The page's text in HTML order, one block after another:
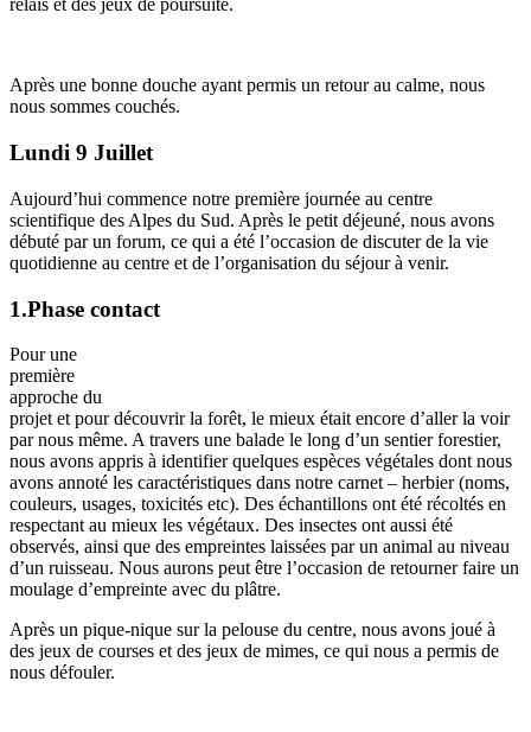
relais et des jeux de poursuite.
Après une bonne douche ayant permis un retour au calme, nous
nous sommes couchés.
Lundi 9 Juillet
Aujourd’hui commence notre première journée au centre
scientifique des Alpes du Sud. Après le petit déjeuné, nous avons
débuté par un forum, ce qui a été l’occasion de discuter de la vie
quotidienne au centre et de l’organisation du séjour à venir.
1.Phase contact
Pour une
première
approche du
projet et pour découvrir la forêt, le mieux était encore d’aller la voir
par nous même. A travers une balade le long d’un sentier forestier,
nous avons appris à identifier quelques espèces végétales dont nous
avons annoté les caractéristiques dans notre carnet – herbier (noms,
couleurs, usages, toxicités etc). Des échantillons ont été récoltés en
respectant au mieux les végétaux. Des insectes ont aussi été
observés, ainsi que des empreintes laissées par un animal au niveau
d’un ruisseau. Nous aurons peut être l’occasion de retourner faire un
moulage d’empreinte avec du plâtre.
Après un pique-nique sur la pelouse du centre, nous avons joué à
des jeux de courses et des jeux de mimes, ce qui nous a permis de
nous défouler.